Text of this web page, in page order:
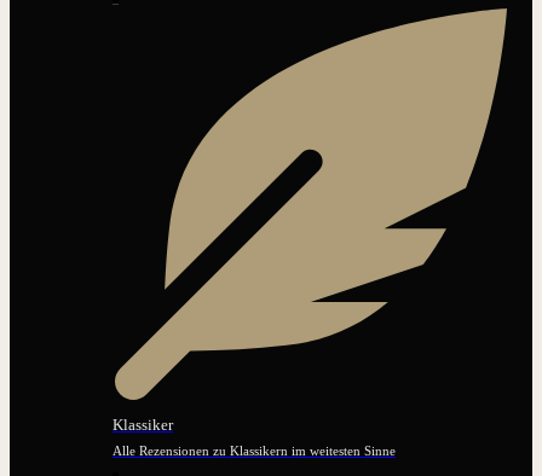
Klassiker
Alle Rezensionen zu Klassikern im weitesten Sinne